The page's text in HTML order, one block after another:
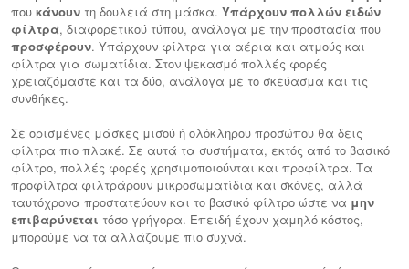
που κάνουν τη δουλειά στη μάσκα. Υπάρχουν πολλών ειδών
φίλτρα, διαφορετικού τύπου, ανάλογα με την προστασία που
προσφέρουν. Υπάρχουν φίλτρα για αέρια και ατμούς και
φίλτρα για σωματίδια. Στον ψεκασμό πολλές φορές
χρειαζόμαστε και τα δύο, ανάλογα με το σκεύασμα και τις
συνθήκες.
Σε ορισμένες μάσκες μισού ή ολόκληρου προσώπου θα δεις
φίλτρα πιο πλακέ. Σε αυτά τα συστήματα, εκτός από το βασικό
φίλτρο, πολλές φορές χρησιμοποιούνται και προφίλτρα. Τα
προφίλτρα φιλτράρουν μικροσωματίδια και σκόνες, αλλά
ταυτόχρονα προστατεύουν και το βασικό φίλτρο ώστε να μην
επιβαρύνεται τόσο γρήγορα. Επειδή έχουν χαμηλό κόστος,
μπορούμε να τα αλλάζουμε πιο συχνά.